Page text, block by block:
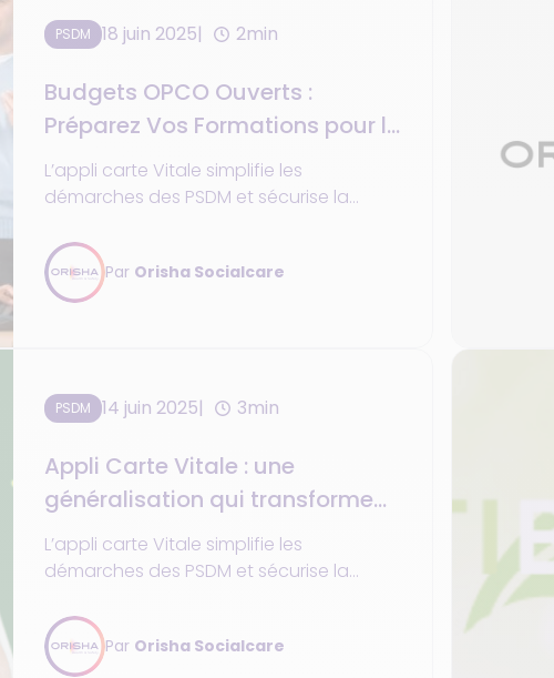
PSDM 18 juin 2025 2min
Budgets OPCO Ouverts :
Préparez Vos Formations pour le
Second Semestre 2025 !
L’appli carte Vitale simplifie les
démarches des PSDM et sécurise la
disponible en 2024, généralisée en 2025.
Par Orisha Socialcare
PSDM 14 juin 2025 3min
Appli Carte Vitale : une
généralisation qui transforme
les usages
L’appli carte Vitale simplifie les
démarches des PSDM et sécurise la
disponible en 2024, généralisée en 2025.
Par Orisha Socialcare